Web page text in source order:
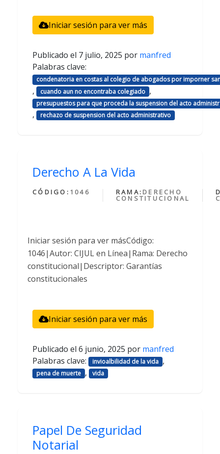
Iniciar sesión para ver más
Publicado el 7 julio, 2025 por manfred
Palabras clave:
condenatoria en costas al colegio de abogados por imporner
, cuando aun no encontraba colegiado ,
presupuestos para que proceda la suspension del acto
, rechazo de suspension del acto administrativo
Derecho A La Vida
CÓDIGO: 1046 RAMA: DERECHO
CONSTITUCIONAL
Iniciar sesión para ver másCódigo:
1046|Autor: CIJUL en Línea|Rama: Derecho
constitucional|Descriptor: Garantías
constitucionales
Iniciar sesión para ver más
Publicado el 6 junio, 2025 por manfred
Palabras clave:
invioalbilidad de la vida ,
pena de muerte , vida
Papel De Seguridad
Notarial